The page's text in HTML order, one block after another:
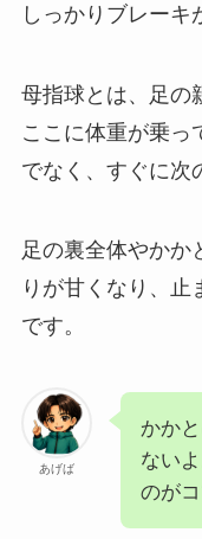
しっかりブレーキ
母指球とは、足の
ここに体重が乗っ
でなく、すぐに次
足の裏全体やかか
りが甘くなり、止
です。
あげば
かか
ない
のがコ